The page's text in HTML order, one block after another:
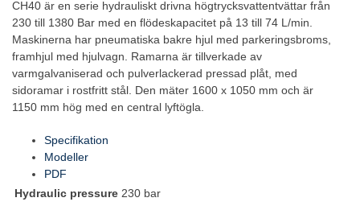
CH40 är en serie hydrauliskt drivna högtrycksvattentvättar från
230 till 1380 Bar med en flödeskapacitet på 13 till 74 L/min.
Maskinerna har pneumatiska bakre hjul med parkeringsbroms,
framhjul med hjulvagn. Ramarna är tillverkade av
varmgalvaniserad och pulverlackerad pressad plåt, med
sidoramar i rostfritt stål. Den mäter 1600 x 1050 mm och är
1150 mm hög med en central lyftögla.
Specifikation
Modeller
PDF
Hydraulic pressure 230 bar